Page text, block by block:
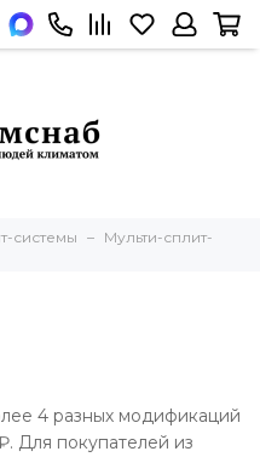
системы
Мульти-сплит-
4 разных модификаций
Для покупателей из